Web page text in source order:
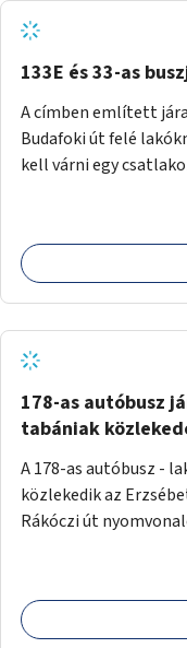
nem hosszabbítaná
viszont a Kálvin tér-
perccel rövidítheti az
133E és 33-as
A címben említett
Budafoki út felé
kell várni egy
178-as autóbusz
tabániak
A 178-as autóbusz -
közlekedik az
Rákóczi út
járattal feljutni a
körzetben élők